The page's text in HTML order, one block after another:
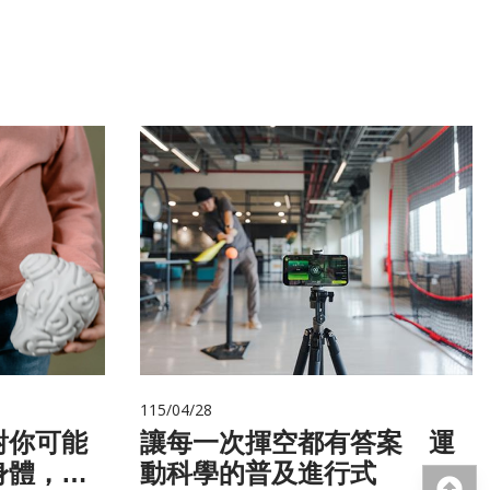
你可能
體，才
115/04/28
讓每一次揮空都有答案 運
動科學的普及進行式